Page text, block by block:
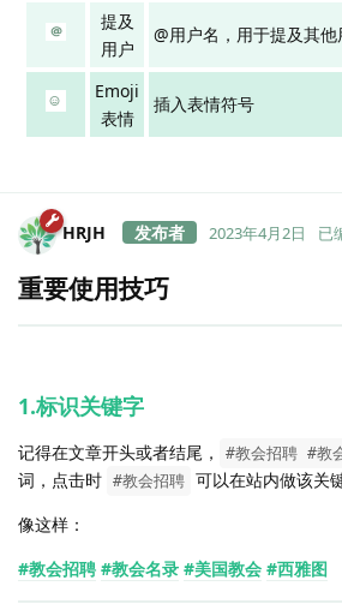
提及
用户
@用户名，用于提及其他
Emoji
表情
插入表情符号
HRJH 2023年4月2日 已
重要使用技巧
1.标识关键字
记得在文章开头或者结尾， #教会招聘 #教
词，点击时 #教会招聘 可以在站内做该关
像这样：
#教会招聘 #教会名录 #美国教会 #西雅图